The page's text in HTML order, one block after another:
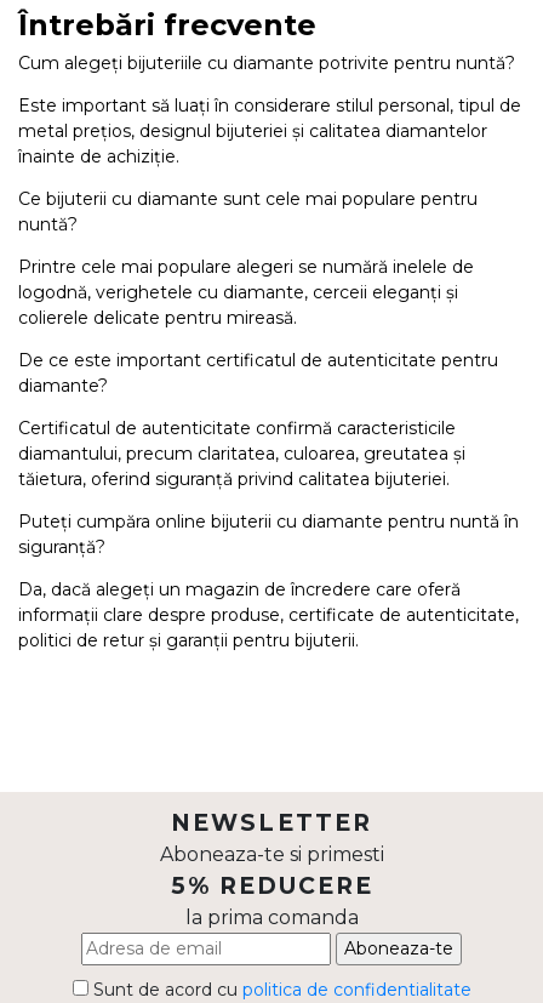
Întrebări frecvente
Cum alegeți bijuteriile cu diamante potrivite pentru nuntă?
Este important să luați în considerare stilul personal, tipul de
metal prețios, designul bijuteriei și calitatea diamantelor
înainte de achiziție.
Ce bijuterii cu diamante sunt cele mai populare pentru
nuntă?
Printre cele mai populare alegeri se numără inelele de
logodnă, verighetele cu diamante, cerceii eleganți și
colierele delicate pentru mireasă.
De ce este important certificatul de autenticitate pentru
diamante?
Certificatul de autenticitate confirmă caracteristicile
diamantului, precum claritatea, culoarea, greutatea și
tăietura, oferind siguranță privind calitatea bijuteriei.
Puteți cumpăra online bijuterii cu diamante pentru nuntă în
siguranță?
Da, dacă alegeți un magazin de încredere care oferă
informații clare despre produse, certificate de autenticitate,
politici de retur și garanții pentru bijuterii.
NEWSLETTER
Aboneaza-te si primesti
5% REDUCERE
la prima comanda
Aboneaza-te
Sunt de acord cu politica de confidentialitate